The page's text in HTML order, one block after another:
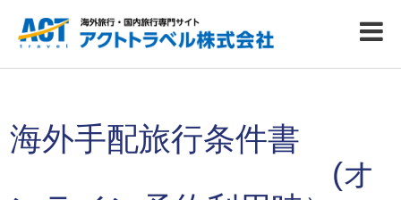
海外手配旅行条件書
(オ